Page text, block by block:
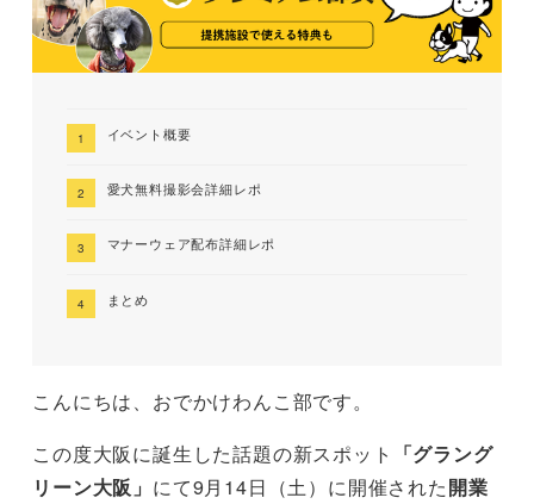
イベント概要
愛犬無料撮影会詳細レポ
マナーウェア配布詳細レポ
まとめ
こんにちは、おでかけわんこ部です。
この度大阪に誕生した話題の新スポット
「グラング
リーン大阪」 にて9月14日（土）に開催された開業